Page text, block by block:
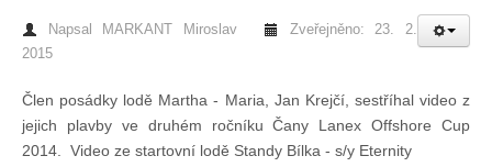
Lodě - technika (tech. způsobilost)
Napsal MARKANT Miroslav
Zveřejněno: 23. 2.
2015
Člen posádky lodě Martha - Maria, Jan Krejčí, sestříhal video z
jejich plavby ve druhém ročníku Čany Lanex Offshore Cup
2014. Video ze startovní lodě Standy Bílka - s/y Eternity